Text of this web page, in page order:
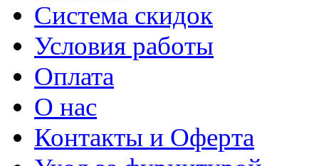
Система скидок
Условия работы
Оплата
О нас
Контакты и Оферта